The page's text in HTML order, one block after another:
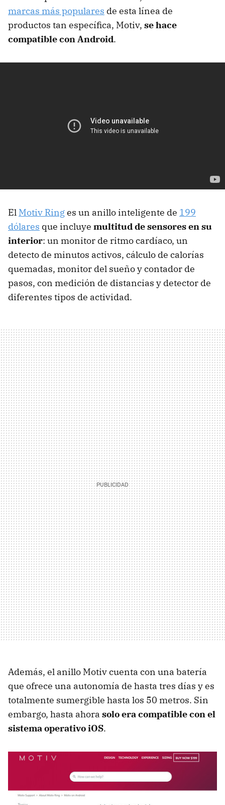
marcas más populares de esta línea de
productos tan específica, Motiv, se hace
compatible con Android.
El Motiv Ringes un anillo inteligente de 199
dólares que incluye multitud de sensores en su
interior: un monitor de ritmo cardíaco, un
detecto de minutos activos, cálculo de calorías
quemadas, monitor del sueño y contador de
pasos, con medición de distancias y detector de
diferentes tipos de actividad.
Además, el anillo Motiv cuenta con una batería
que ofrece una autonomía de hasta tres días y es
totalmente sumergible hasta los 50 metros. Sin
embargo, hasta ahora solo era compatible con el
sistema operativo iOS.